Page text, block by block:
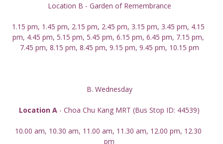
Location B - Garden of Remembrance
1.15 pm, 1.45 pm, 2.15 pm, 2.45 pm, 3.15 pm, 3.45 pm, 4.15
pm, 4.45 pm, 5.15 pm, 5.45 pm, 6.15 pm, 6.45 pm, 7.15 pm,
7.45 pm, 8.15 pm, 8.45 pm, 9.15 pm, 9.45 pm, 10.15 pm
B. Wednesday
Location A - Choa Chu Kang MRT (Bus Stop ID: 44539)
10.00 am, 10.30 am, 11.00 am, 11.30 am, 12.00 pm, 12.30
pm